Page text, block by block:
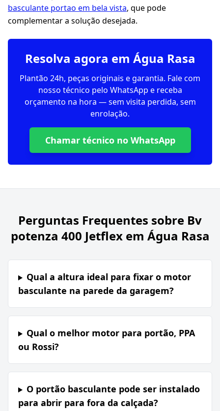
basculante portao em bela vista, que pode
complementar a solução desejada.
Resolva agora em Água Rasa
Plantão 24h, peças originais e garantia. Fale com
nosso técnico pelo WhatsApp e receba
orçamento na hora — sem visita perdida, sem
enrolação.
Chamar técnico no WhatsApp
Perguntas Frequentes sobre Bv
potenza 400 Jetflex em Água Rasa
Qual a altura ideal para fixar o motor
basculante na parede da garagem?
Qual o melhor motor para portão, PPA
ou Rossi?
O portão basculante pode ser instalado
para abrir para fora da calçada?